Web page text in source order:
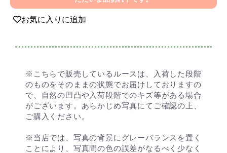
お気に入りに追加
※こちらで販売しているルースは、入荷した段階
のものをそのままの状態でお届けしておりますの
で、自然の凹凸や入荷段階でのキズ等がある場合
がございます。あらかじめ写真にてご確認の上、
ご購入ください。
※当店では、写真の背景にグレーバランスを置く
ことにより、写真間の色の誤差がなるべく少なく